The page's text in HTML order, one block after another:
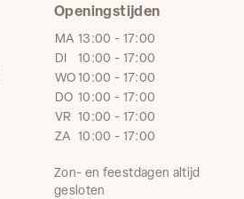
Openingstijden
MA 13:00 - 17:00
DI
10:00 - 17:00
WO 10:00 - 17:00
DO 10:00 - 17:00
VR 10:00 - 17:00
ZA 10:00 - 17:00
Zon- en feestdagen altijd
gesloten